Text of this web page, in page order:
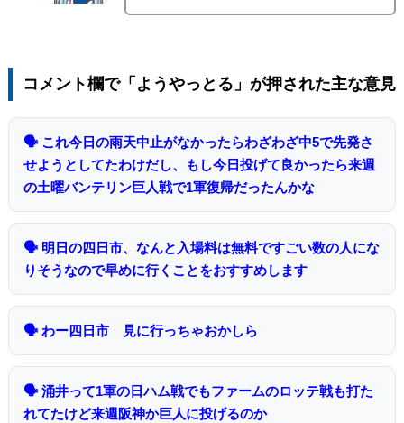
コメント欄で「ようやっとる」が押された主な意見
🗣 これ今日の雨天中止がなかったらわざわざ中5で先発さ
せようとしてたわけだし、もし今日投げて良かったら来週
の土曜バンテリン巨人戦で1軍復帰だったんかな
🗣 明日の四日市、なんと入場料は無料ですごい数の人にな
りそうなので早めに行くことをおすすめします
🗣 わー四日市 見に行っちゃおかしら
🗣 涌井って1軍の日ハム戦でもファームのロッテ戦も打た
れてたけど来週阪神か巨人に投げるのか